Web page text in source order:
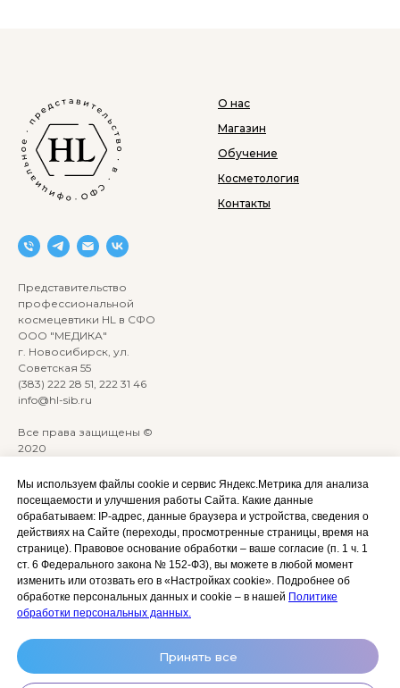
Мы используем файлы cookie и сервис Яндекс.Метрика для анализа
посещаемости и улучшения работы Сайта. Какие данные
обрабатываем: IP‑адрес, данные браузера и устройства, сведения о
действиях на Сайте (переходы, просмотренные страницы, время на
странице). Правовое основание обработки – ваше согласие (п. 1 ч. 1
ст. 6 Федерального закона № 152‑ФЗ), вы можете в любой момент
изменить или отозвать его в «Настройках cookie». Подробнее об
обработке персональных данных и cookie – в нашей Политике
обработки персональных данных.
Принять все
Представительство
профессиональной
космецевтики HL в СФО
ООО "МЕДИКА"
г. Новосибирск, ул.
Советская 55
(383) 222 28 51, 222 31 46
info@hl-sib.ru
Все права защищены ©
2020
ANKRYONK
О нас
Магазин
Обучение
Косметология
Контакты
Акции и скидки
Оплата, доставка и возврат
Сотрудничество
Личный кабинет (Обучение)
Политика
конфиденциальности
Согласие на обработку
персональных данных
космецевтики